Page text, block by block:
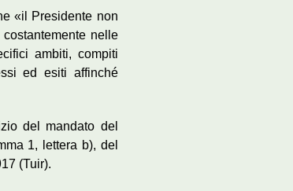
«il Presidente non
nelle
ambiti, compiti
ed esiti affinché
del mandato del
1, lettera b), del
(Tuir).